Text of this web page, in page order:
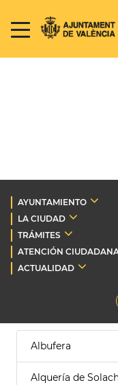
AYUNTAMIENTO
LA CIUDAD
TRÁMITES
ATENCIÓN
ACTUALIDAD
Albufera
Alquería de